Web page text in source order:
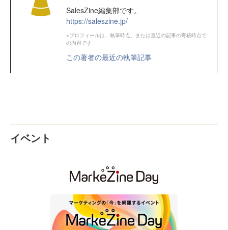
SalesZine編集部です。
https://saleszine.jp/
※プロフィールは、執筆時点、または直近の記事の寄稿時点で
の内容です
この著者の最近の執筆記事
イベント